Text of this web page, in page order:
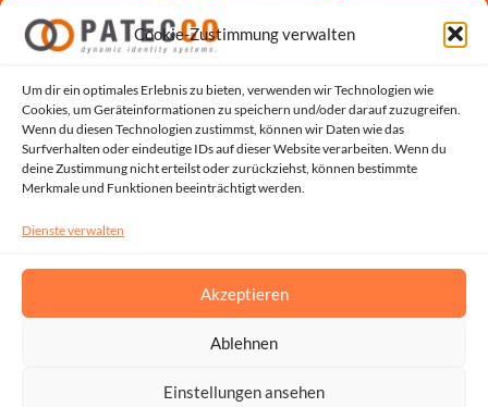
Cookie-Zustimmung verwalten
Um dir ein optimales Erlebnis zu bieten, verwenden wir Technologien wie
Cookies, um Geräteinformationen zu speichern und/oder darauf zuzugreifen.
Wenn du diesen Technologien zustimmst, können wir Daten wie das
Surfverhalten oder eindeutige IDs auf dieser Website verarbeiten. Wenn du
deine Zustimmung nicht erteilst oder zurückziehst, können bestimmte
Merkmale und Funktionen beeinträchtigt werden.
Dienste verwalten
Akzeptieren
Ablehnen
Einstellungen ansehen
Impressum
Datenschutz für Bewerbungen
Cookie-Richtlinie
Hinweisgeber-Portal
Systemstatus